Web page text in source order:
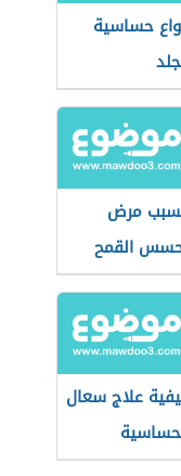
حساسية
مرض
القمح
علاج سعال